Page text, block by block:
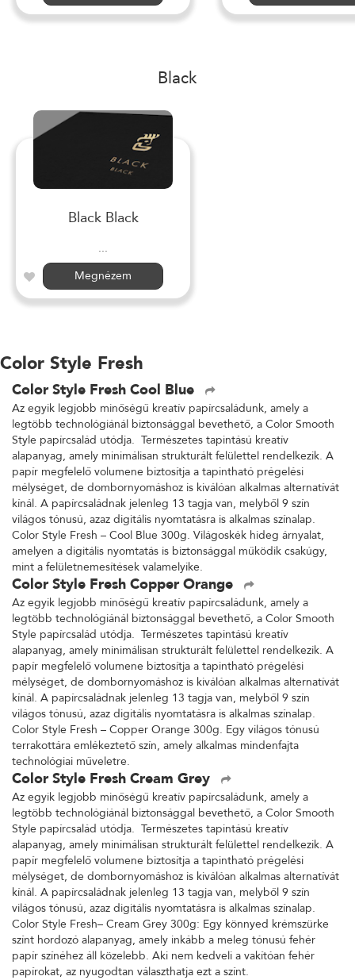
Black
Black Black
...
Megnézem
Color Style Fresh
Color Style Fresh Cool Blue
Az egyik legjobb minőségű kreatív papírcsaládunk, amely a
legtöbb technológiánál biztonsággal bevethető, a Color Smooth
Style papírcsalád utódja. Természetes tapintású kreatív
alapanyag, amely minimálisan strukturált felülettel rendelkezik. A
papír megfelelő volumene biztosítja a tapintható prégelési
mélységet, de dombornyomáshoz is kiválóan alkalmas alternatívát
kínál. A papírcsaládnak jelenleg 13 tagja van, melyből 9 szín
világos tónusú, azaz digitális nyomtatásra is alkalmas színalap.
Color Style Fresh – Cool Blue 300g. Világoskék hideg árnyalat,
amelyen a digitális nyomtatás is biztonsággal működik csakúgy,
mint a felületnemesítések valamelyike.
Color Style Fresh Copper Orange
Az egyik legjobb minőségű kreatív papírcsaládunk, amely a
legtöbb technológiánál biztonsággal bevethető, a Color Smooth
Style papírcsalád utódja. Természetes tapintású kreatív
alapanyag, amely minimálisan strukturált felülettel rendelkezik. A
papír megfelelő volumene biztosítja a tapintható prégelési
mélységet, de dombornyomáshoz is kiválóan alkalmas alternatívát
kínál. A papírcsaládnak jelenleg 13 tagja van, melyből 9 szín
világos tónusú, azaz digitális nyomtatásra is alkalmas színalap.
Color Style Fresh – Copper Orange 300g. Egy világos tónusú
terrakottára emlékeztető szín, amely alkalmas mindenfajta
technológiai műveletre.
Color Style Fresh Cream Grey
Az egyik legjobb minőségű kreatív papírcsaládunk, amely a
legtöbb technológiánál biztonsággal bevethető, a Color Smooth
Style papírcsalád utódja. Természetes tapintású kreatív
alapanyag, amely minimálisan strukturált felülettel rendelkezik. A
papír megfelelő volumene biztosítja a tapintható prégelési
mélységet, de dombornyomáshoz is kiválóan alkalmas alternatívát
kínál. A papírcsaládnak jelenleg 13 tagja van, melyből 9 szín
világos tónusú, azaz digitális nyomtatásra is alkalmas színalap.
Color Style Fresh– Cream Grey 300g: Egy könnyed krémszürke
színt hordozó alapanyag, amely inkább a meleg tónusú fehér
papír színéhez áll közelebb. Aki nem kedveli a vakítóan fehér
papírokat, az nyugodtan választhatja ezt a színt.